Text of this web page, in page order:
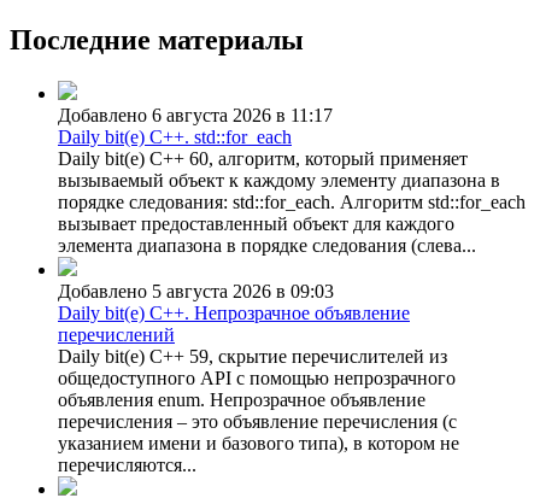
Последние материалы
Добавлено 6 августа 2026 в 11:17
Daily bit(e) C++. std::for_each
Daily bit(e) C++ 60, алгоритм, который применяет
вызываемый объект к каждому элементу диапазона в
порядке следования: std::for_each. Алгоритм std::for_each
вызывает предоставленный объект для каждого
элемента диапазона в порядке следования (слева...
Добавлено 5 августа 2026 в 09:03
Daily bit(e) C++. Непрозрачное объявление
перечислений
Daily bit(e) C++ 59, скрытие перечислителей из
общедоступного API с помощью непрозрачного
объявления enum. Непрозрачное объявление
перечисления – это объявление перечисления (с
указанием имени и базового типа), в котором не
перечисляются...